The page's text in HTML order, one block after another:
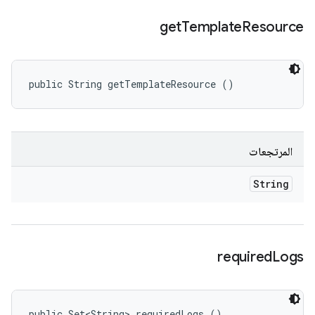
getTemplateResource
public String getTemplateResource ()
المرتجعات
String
requiredLogs